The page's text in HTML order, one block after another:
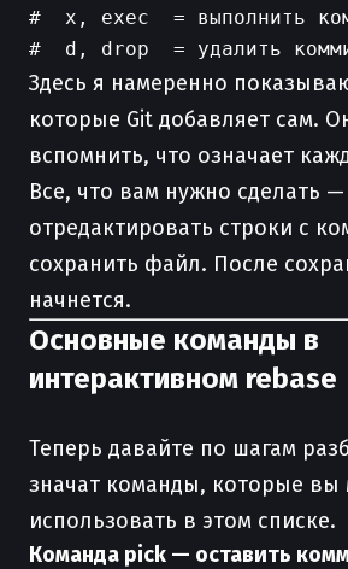
#  x, exec  = выполнить
Здесь я намеренно
которые Git добавляет сам.
вспомнить, что означает
Все, что вам нужно сделать —
отредактировать строки с
сохранить файл. После
начнется.
Основные команды в
интерактивном rebase
Теперь давайте по шагам
значат команды, которые вы
использовать в этом списке.
Команда pick — оставить